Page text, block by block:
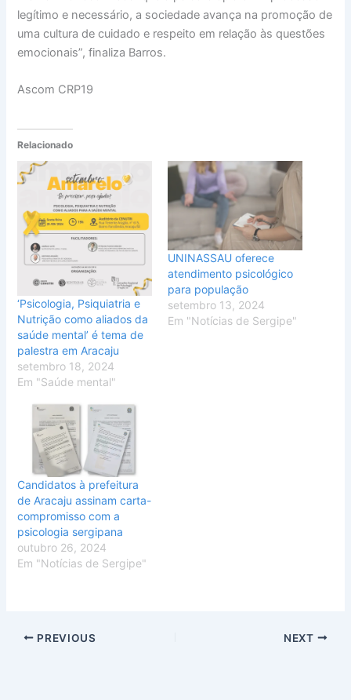
legítimo e necessário, a sociedade avança na promoção de
uma cultura de cuidado e respeito em relação às questões
emocionais”, finaliza Barros.
Ascom CRP19
Relacionado
‘Psicologia, Psiquiatria e
Nutrição como aliados da
saúde mental’ é tema de
palestra em Aracaju
setembro 18, 2024
Em "Saúde mental"
UNINASSAU oferece
atendimento psicológico
para população
setembro 13, 2024
Em "Notícias de Sergipe"
Candidatos à prefeitura
de Aracaju assinam carta-
compromisso com a
psicologia sergipana
outubro 26, 2024
Em "Notícias de Sergipe"
PREVIOUS NEXT